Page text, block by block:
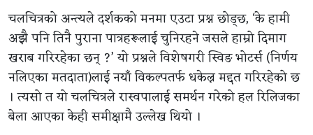
चलचित्रको अन्त्यले दर्शकको मनमा एउटा प्रश्न छोड्छ, ‘के हामी
अझै पनि तिनै पुराना पात्रहरूलाई चुनिरहने जसले हाम्रो दिमाग
खराब गरिरहेका छन् ?’ यो प्रश्नले विशेषगरी स्विङ भोटर्स (निर्णय
नलिएका मतदाता)लाई नयाँ विकल्पतर्फ धकेल्न मद्दत गरिरहेको छ
। त्यसो त यो चलचित्रले रास्वपालाई समर्थन गरेको हल रिलिजका
बेला आएका केही समीक्षामै उल्लेख थियो ।